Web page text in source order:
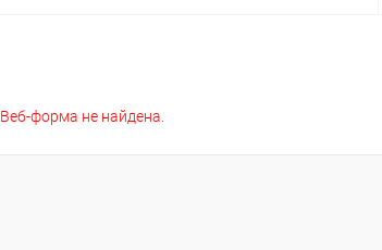
Купить в 1 клик
В избранное В наличии
Веб-форма не найдена.